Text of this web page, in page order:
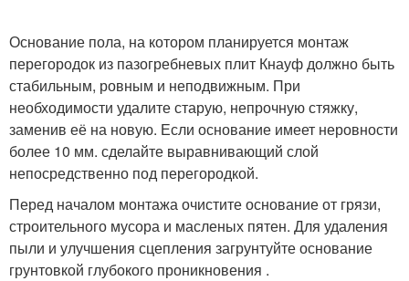
Основание пола, на котором планируется монтаж
перегородок из пазогребневых плит Кнауф должно быть
стабильным, ровным и неподвижным. При
необходимости удалите старую, непрочную стяжку,
заменив её на новую. Если основание имеет неровности
более 10 мм. сделайте выравнивающий слой
непосредственно под перегородкой.
Перед началом монтажа очистите основание от грязи,
строительного мусора и масленых пятен. Для удаления
пыли и улучшения сцепления загрунтуйте основание
грунтовкой глубокого проникновения .